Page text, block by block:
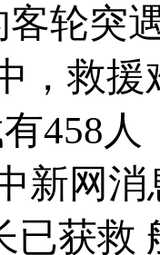
轮突
，救援
458人
网消
获救